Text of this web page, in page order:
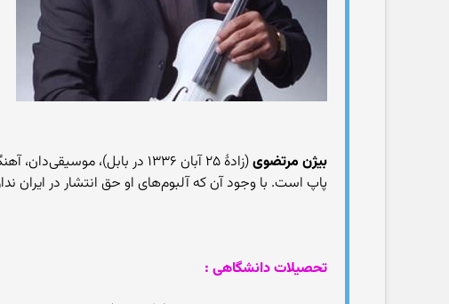
بیژن مرتضوی
(زادهٔ ۲۵ آبان ۱۳۳۶ در
پاپ است. با وجود آن که آلبوم‌های او حق انتشار در ایران
تحصیلات دانشگاهی :